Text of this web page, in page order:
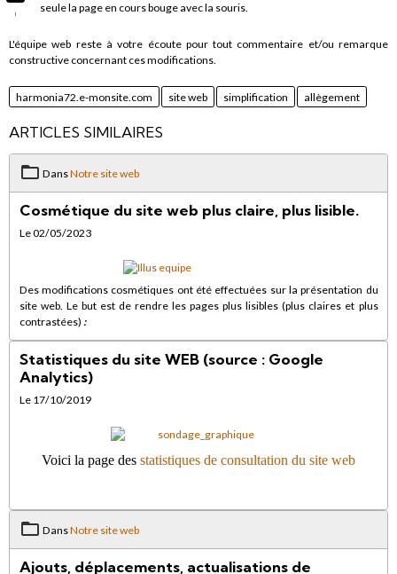
seule la page en cours bouge avec la souris.
L'équipe web reste à votre écoute pour tout commentaire et/ou remarque
constructive concernant ces modifications.
harmonia72.e-monsite.com site web simplification allègement
ARTICLES SIMILAIRES
DansNotre site web
Cosmétique du site web plus claire, plus lisible.
Le 02/05/2023
Des modifications cosmétiques ont été effectuées sur la présentation du
site web. Le but est de rendre les pages plus lisibles (plus claires et plus
contrastées) :
Statistiques du site WEB (source : Google
Analytics)
Le 17/10/2019
Voici la page des statistiques de consultation du site web
DansNotre site web
Ajouts, déplacements, actualisations de